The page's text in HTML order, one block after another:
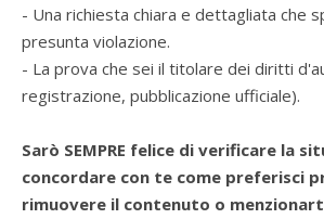
- Una richiesta chiara e dettagliata che
presunta violazione.
- La prova che sei il titolare dei diritti
registrazione, pubblicazione ufficiale).
Sarò SEMPRE felice di verificare la
concordare con te come preferisci
rimuovere il contenuto o